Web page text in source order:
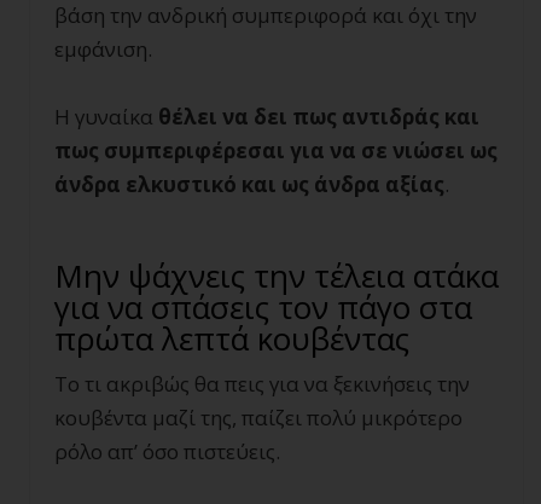
βάση την ανδρική συμπεριφορά και όχι την
εμφάνιση.
Η γυναίκα θέλει να δει πως αντιδράς και
πως συμπεριφέρεσαι για να σε νιώσει ως
άνδρα ελκυστικό και ως άνδρα αξίας.
Μην ψάχνεις την τέλεια ατάκα
για να σπάσεις τον πάγο στα
πρώτα λεπτά κουβέντας
Το τι ακριβώς θα πεις για να ξεκινήσεις την
κουβέντα μαζί της, παίζει πολύ μικρότερο
ρόλο απ’ όσο πιστεύεις.